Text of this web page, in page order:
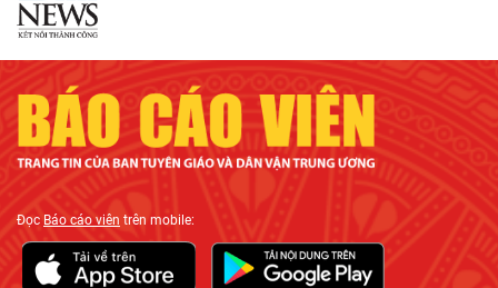
ĐọcBáo cáo viên trên mobile: